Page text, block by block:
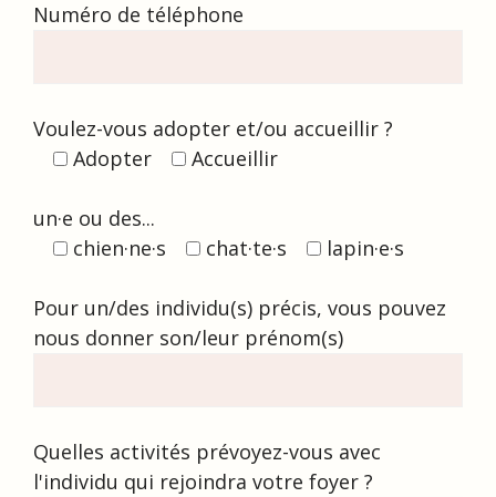
Numéro de téléphone
Voulez-vous adopter et/ou accueillir ?
Adopter
Accueillir
un·e ou des...
chien·ne·s
chat·te·s lapin·e·s
Pour un/des individu(s) précis, vous pouvez
nous donner son/leur prénom(s)
Quelles activités prévoyez-vous avec
l'individu qui rejoindra votre foyer ?